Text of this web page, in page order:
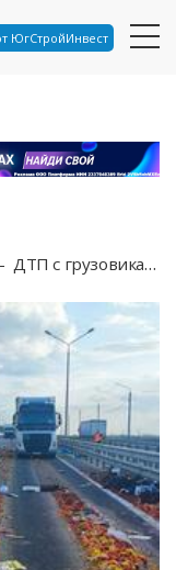
ЮгСтройИнвест
ДТП с грузовиками